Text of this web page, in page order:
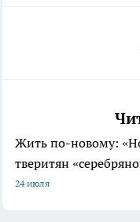
Жить по-новому:
тверитян
24 июля